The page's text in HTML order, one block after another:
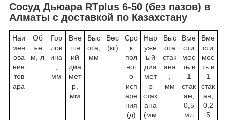
Сосуд Дьюара RTplus 6-50 (без пазов) в
Алматы с доставкой по Казахстану
Наи
мен
ова
ние
тов
ара
Об
ъе
м, л
Гор
лов
ина
,
мм
Вне
шн
ий
диа
мет
р,
мм
Выс
ота,
мм
Вес
(кг)
Сро
к
пол
ног
о
исп
аре
ния
(д)
Нар
ужн
ый
диа
мет
р
стак
ана
(мм
Выс
ота
стак
ана
,
мм
Вме
сти
мос
ть в
1
стак
ан,
0,5
мл
Вме
сти
мос
ть в
1
стак
ан,
0,2
5